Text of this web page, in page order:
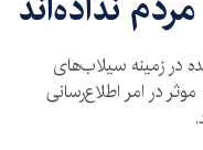
در زمینه سیلاب‌های
در امر اطلاع‌رسانی